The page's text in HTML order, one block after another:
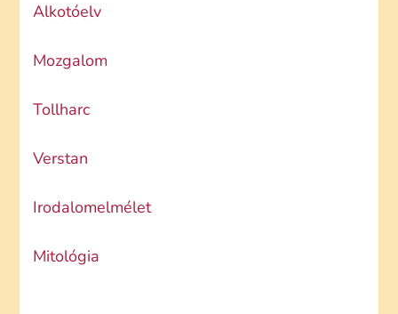
Alkotóelv
Mozgalom
Tollharc
Verstan
Irodalomelmélet
Mitológia